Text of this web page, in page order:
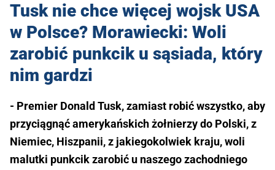
Tusk nie chce więcej wojsk USA
w Polsce? Morawiecki: Woli
zarobić punkcik u sąsiada, który
nim gardzi
- Premier Donald Tusk, zamiast robić wszystko, aby
przyciągnąć amerykańskich żołnierzy do Polski, z
Niemiec, Hiszpanii, z jakiegokolwiek kraju, woli
malutki punkcik zarobić u naszego zachodniego